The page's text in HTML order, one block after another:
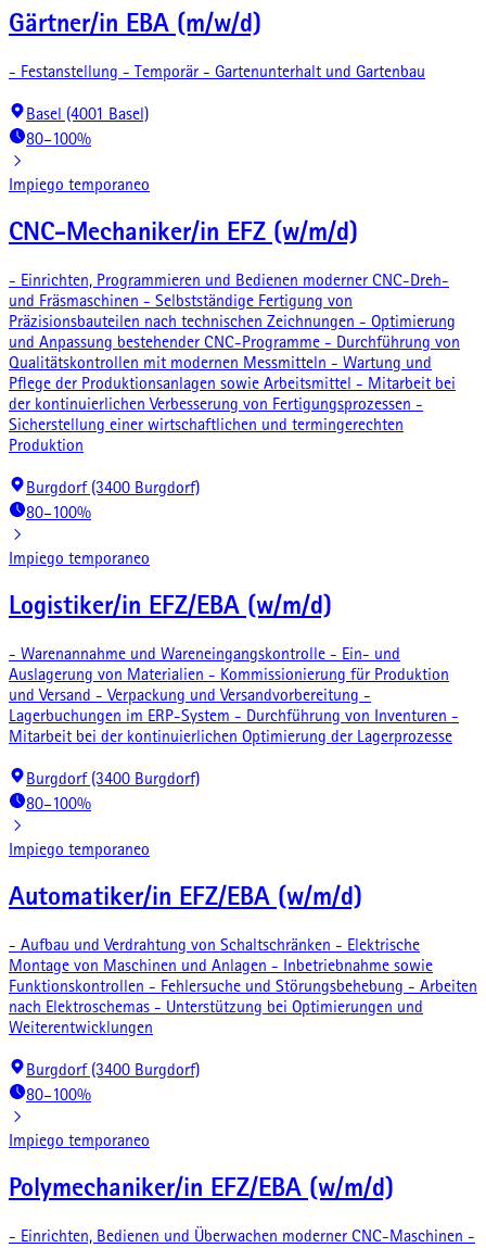
Gärtner/in EBA (m/w/d)
- Festanstellung - Temporär - Gartenunterhalt und Gartenbau
Basel (4001 Basel)
80–100%
Impiego temporaneo
CNC-Mechaniker/in EFZ (w/m/d)
- Einrichten, Programmieren und Bedienen moderner CNC-Dreh-
und Fräsmaschinen - Selbstständige Fertigung von
Präzisionsbauteilen nach technischen Zeichnungen - Optimierung
und Anpassung bestehender CNC-Programme - Durchführung von
Qualitätskontrollen mit modernen Messmitteln - Wartung und
Pflege der Produktionsanlagen sowie Arbeitsmittel - Mitarbeit bei
der kontinuierlichen Verbesserung von Fertigungsprozessen -
Sicherstellung einer wirtschaftlichen und termingerechten
Produktion
Burgdorf (3400 Burgdorf)
80–100%
Impiego temporaneo
Logistiker/in EFZ/EBA (w/m/d)
- Warenannahme und Wareneingangskontrolle - Ein- und
Auslagerung von Materialien - Kommissionierung für Produktion
und Versand - Verpackung und Versandvorbereitung -
Lagerbuchungen im ERP-System - Durchführung von Inventuren -
Mitarbeit bei der kontinuierlichen Optimierung der Lagerprozesse
Burgdorf (3400 Burgdorf)
80–100%
Impiego temporaneo
Automatiker/in EFZ/EBA (w/m/d)
- Aufbau und Verdrahtung von Schaltschränken - Elektrische
Montage von Maschinen und Anlagen - Inbetriebnahme sowie
Funktionskontrollen - Fehlersuche und Störungsbehebung - Arbeiten
nach Elektroschemas - Unterstützung bei Optimierungen und
Weiterentwicklungen
Burgdorf (3400 Burgdorf)
80–100%
Impiego temporaneo
Polymechaniker/in EFZ/EBA (w/m/d)
- Einrichten, Bedienen und Überwachen moderner CNC-Maschinen -